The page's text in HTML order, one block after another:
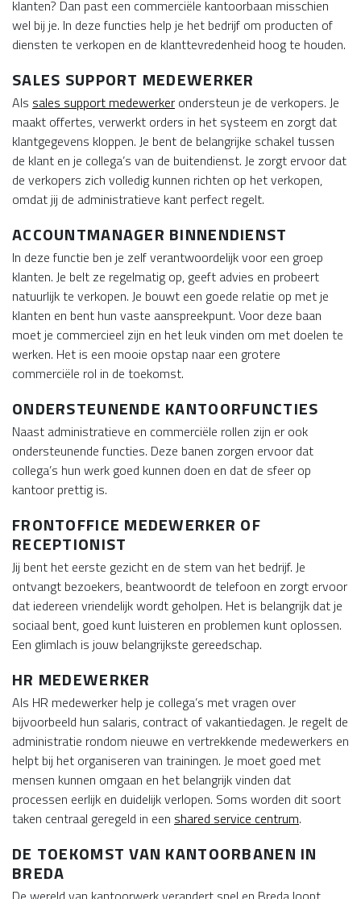
klanten? Dan past een commerciële kantoorbaan misschien
wel bij je. In deze functies help je het bedrijf om producten of
diensten te verkopen en de klanttevredenheid hoog te houden.
SALES SUPPORT MEDEWERKER
Als sales support medewerker ondersteun je de verkopers. Je
maakt offertes, verwerkt orders in het systeem en zorgt dat
klantgegevens kloppen. Je bent de belangrijke schakel tussen
de klant en je collega’s van de buitendienst. Je zorgt ervoor dat
de verkopers zich volledig kunnen richten op het verkopen,
omdat jij de administratieve kant perfect regelt.
ACCOUNTMANAGER BINNENDIENST
In deze functie ben je zelf verantwoordelijk voor een groep
klanten. Je belt ze regelmatig op, geeft advies en probeert
natuurlijk te verkopen. Je bouwt een goede relatie op met je
klanten en bent hun vaste aanspreekpunt. Voor deze baan
moet je commercieel zijn en het leuk vinden om met doelen te
werken. Het is een mooie opstap naar een grotere
commerciële rol in de toekomst.
ONDERSTEUNENDE KANTOORFUNCTIES
Naast administratieve en commerciële rollen zijn er ook
ondersteunende functies. Deze banen zorgen ervoor dat
collega’s hun werk goed kunnen doen en dat de sfeer op
kantoor prettig is.
FRONTOFFICE MEDEWERKER OF
RECEPTIONIST
Jij bent het eerste gezicht en de stem van het bedrijf. Je
ontvangt bezoekers, beantwoordt de telefoon en zorgt ervoor
dat iedereen vriendelijk wordt geholpen. Het is belangrijk dat je
sociaal bent, goed kunt luisteren en problemen kunt oplossen.
Een glimlach is jouw belangrijkste gereedschap.
HR MEDEWERKER
Als HR medewerker help je collega’s met vragen over
bijvoorbeeld hun salaris, contract of vakantiedagen. Je regelt de
administratie rondom nieuwe en vertrekkende medewerkers en
helpt bij het organiseren van trainingen. Je moet goed met
mensen kunnen omgaan en het belangrijk vinden dat
processen eerlijk en duidelijk verlopen. Soms worden dit soort
taken centraal geregeld in een shared service centrum.
DE TOEKOMST VAN KANTOORBANEN IN
BREDA